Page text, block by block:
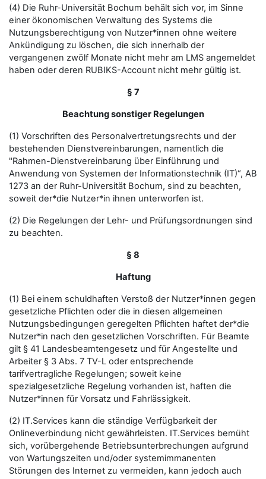
(4) Die Ruhr-Universität Bochum behält sich vor, im Sinne
einer ökonomischen Verwaltung des Systems die
Nutzungsberechtigung von Nutzer*innen ohne weitere
Ankündigung zu löschen, die sich innerhalb der
vergangenen zwölf Monate nicht mehr am LMS angemeldet
haben oder deren RUBIKS-Account nicht mehr gültig ist.
§ 7
Beachtung sonstiger Regelungen
(1) Vorschriften des Personalvertretungsrechts und der
bestehenden Dienstvereinbarungen, namentlich die
"Rahmen-Dienstvereinbarung über Einführung und
Anwendung von Systemen der Informationstechnik (IT)“, AB
1273 an der Ruhr-Universität Bochum, sind zu beachten,
soweit der*die Nutzer*in ihnen unterworfen ist.
(2) Die Regelungen der Lehr- und Prüfungsordnungen sind
zu beachten.
§ 8
Haftung
(1) Bei einem schuldhaften Verstoß der Nutzer*innen gegen
gesetzliche Pflichten oder die in diesen allgemeinen
Nutzungsbedingungen geregelten Pflichten haftet der*die
Nutzer*in nach den gesetzlichen Vorschriften. Für Beamte
gilt § 41 Landesbeamtengesetz und für Angestellte und
Arbeiter § 3 Abs. 7 TV-L oder entsprechende
tarifvertragliche Regelungen; soweit keine
spezialgesetzliche Regelung vorhanden ist, haften die
Nutzer*innen für Vorsatz und Fahrlässigkeit.
(2) IT.Services kann die ständige Verfügbarkeit der
Onlineverbindung nicht gewährleisten. IT.Services bemüht
sich, vorübergehende Betriebsunterbrechungen aufgrund
von Wartungszeiten und/oder systemimmanenten
Störungen des Internet zu vermeiden, kann jedoch auch